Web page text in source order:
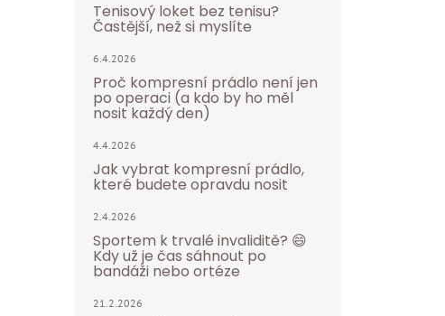
Tenisový loket bez tenisu?
Častější, než si myslíte
6.4.2026
Proč kompresní prádlo není jen
po operaci (a kdo by ho měl
nosit každý den)
4.4.2026
Jak vybrat kompresní prádlo,
které budete opravdu nosit
2.4.2026
Sportem k trvalé invaliditě? 😄
Kdy už je čas sáhnout po
bandáži nebo ortéze
21.2.2026